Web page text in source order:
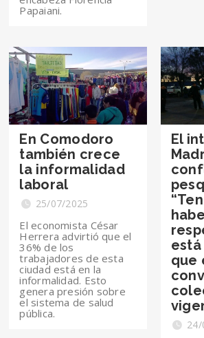
Papaiani.
En Comodoro
también crece
la informalidad
laboral
25/07/2025
El economista César
Herrera advirtió que el
36% de los
trabajadores de esta
ciudad está en la
informalidad. Esto
genera presión sobre
el sistema de salud
pública.
El
que
24/